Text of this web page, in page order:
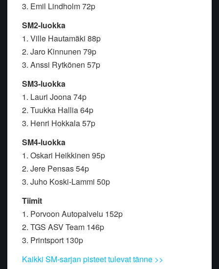
3. Emil Lindholm 72p
SM2-luokka
1. Ville Hautamäki 88p
2. Jaro Kinnunen 79p
3. Anssi Rytkönen 57p
SM3-luokka
1. Lauri Joona 74p
2. Tuukka Hallia 64p
3. Henri Hokkala 57p
SM4-luokka
1. Oskari Heikkinen 95p
2. Jere Pensas 54p
3. Juho Koski-Lammi 50p
Tiimit
1. Porvoon Autopalvelu 152p
2. TGS ASV Team 146p
3. Printsport 130p
Kaikki SM-sarjan pisteet tulevat tänne >>